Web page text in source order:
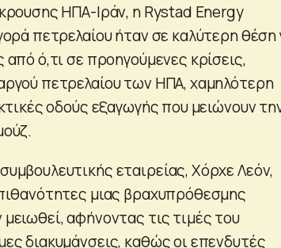
ΗΠΑ-Ιράν, η Rystad Energy
πετρελαίου ήταν σε καλύτερη θέση
ό,τι σε προηγούμενες κρίσεις,
πετρελαίου των ΗΠΑ, χαμηλότερη
οδούς εξαγωγής που μειώνουν
εταιρείας, Χόρχε Λεόν,
μιας βραχυπρόθεσμης
αφήνοντας τις τιμές του
διακυμάνσεις, καθώς οι επενδυτές